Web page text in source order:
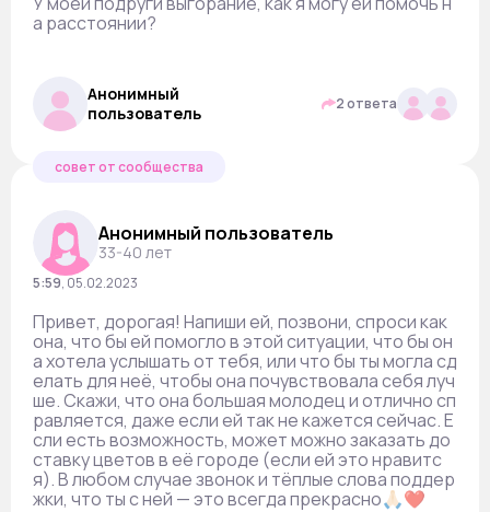
а расстоянии?
Анонимный
пользователь
2 ответа
совет от сообщества
Анонимный пользователь
33-40 лет
5:59, 05.02.2023
Привет, дорогая! Напиши ей, позвони, спроси как
она, что бы ей помогло в этой ситуации, что бы он
а хотела услышать от тебя, или что бы ты могла сд
елать для неё, чтобы она почувствовала себя луч
ше. Скажи, что она большая молодец и отлично сп
равляется, даже если ей так не кажется сейчас. Е
сли есть возможность, может можно заказать до
ставку цветов в её городе (если ей это нравитс
я). В любом случае звонок и тёплые слова поддер
жки, что ты с ней — это всегда прекрасно🙏🏻❤️